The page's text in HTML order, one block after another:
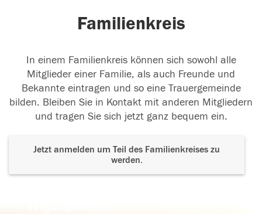
Familienkreis
In einem Familienkreis können sich sowohl alle
Mitglieder einer Familie, als auch Freunde und
Bekannte eintragen und so eine Trauergemeinde
bilden. Bleiben Sie in Kontakt mit anderen Mitgliedern
und tragen Sie sich jetzt ganz bequem ein.
Jetzt anmelden um Teil des Familienkreises zu
werden.